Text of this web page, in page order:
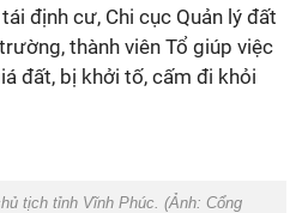
định cư, Chi cục Quản lý đất
thành viên Tổ giúp việc
đất, bị khởi tố, cấm đi khỏi
tịch tỉnh Vĩnh Phúc. (Ảnh: Cổng